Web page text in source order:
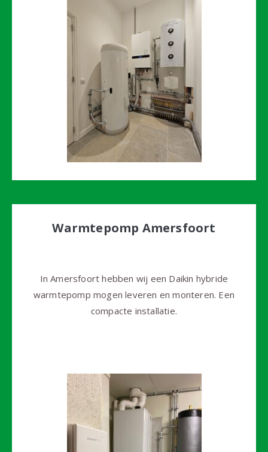
Warmtepomp Amersfoort
In Amersfoort hebben wij een Daikin hybride
warmtepomp mogen leveren en monteren. Een
compacte installatie.